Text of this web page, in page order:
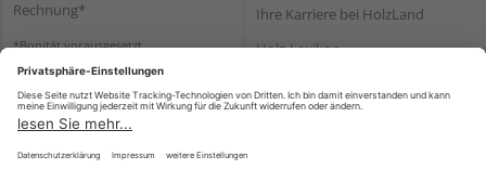
Rechnung*
*Bonität vorausgesetzt
Ihre Karriere bei HolzLand
Holz-Lexikon